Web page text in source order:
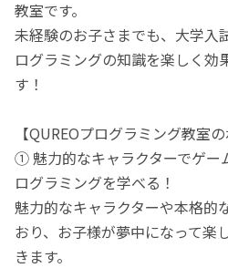
教室です。
未経験のお子さまでも、大学入
ログラミングの知識を楽しく効
す！
【QUREOプログラミング教室の
① 魅力的なキャラクターでゲー
ログラミングを学べる！
魅力的なキャラクターや本格的
おり、お子様が夢中になって楽
きます。